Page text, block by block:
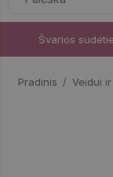
Švarios
Pradinis Veidui